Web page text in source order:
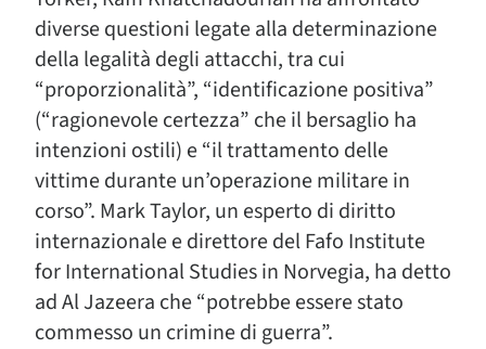
diverse questioni legate alla determinazione
della legalità degli attacchi, tra cui
“proporzionalità”, “identificazione positiva”
(“ragionevole certezza” che il bersaglio ha
intenzioni ostili) e “il trattamento delle
vittime durante un’operazione militare in
corso”. Mark Taylor, un esperto di diritto
internazionale e direttore del Fafo Institute
for International Studies in Norvegia, ha detto
ad Al Jazeera che “potrebbe essere stato
commesso un crimine di guerra”.